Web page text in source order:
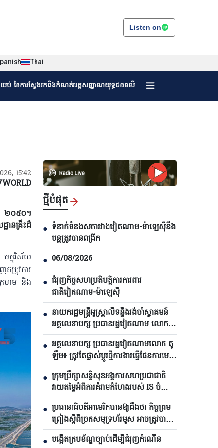
Listen on
Thai
យប់ នៃការស្វែងរកនិងកំណត់អត្តសញ្ញាណយុទ្ធជនពលី
15:42
២០៥០​។
ានគ្រឹះដ៏
ចក្ខុវិស័យ
ម្រូវការ
រហម និង
ថ្មីបំផុត
● ទំនាក់ទំនងសភារវាងវៀតណាម-ម៉ាឡេស៊ីនឹង
បន្តត្រូវបានពង្រីក
● 06/08/2026
● ជំរុញកិច្ចសហប្រតិបត្តិការការពារ
ជាតិវៀតណាម-ម៉ាឡេស៊ី
● នាយករដ្ឋមន្ត្រីអូស្ត្រាលីទន្ទឹងរង់ចាំស្វាគមន៍
អគ្គលេខាបក្ស ប្រធានរដ្ឋវៀតណាម លោក តូ
ឡឹម មកបំពេញទស្សនកិច្ច
● អគ្គលេខាបក្ស ប្រធានរដ្ឋវៀតណាមលោក តូ
ឡឹម៖ ត្រូវតែផ្លាស់ប្ដូរថ្មីការងារធ្វើផែនការមេ
និងរៀបចំការអភិវឌ្ឍហេដ្ឋារចនាសម្ព័ន្ធ
● ក្រុមប្រឹក្សាសន្តិសុខអង្គការសហប្រជាជាតិ
វាយតម្លៃអំពីការគំរាមកំហែងរបស់ IS ចំពោះ
សន្តិភាព និងសន្តិសុខអន្តរជាតិ
● ប្រធានាធិបតីអាមេរិកបាន​ឱ្យដឹងថា កិច្ចព្រម
ព្រៀងស្តីពីច្រកសមុទ្រហ័រមូស អាចត្រូវបាន
ប្រកាសក្នុងរយៈពេល ៤៨ ម៉ោងខាងមុខ
● បង្កើតក្របខ័ណ្ឌច្បាប់ដើម្បីជំរុញកំណើន